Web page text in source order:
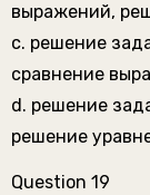
выражений,
c. решение
сравнение
d. решение
решение
Question 19